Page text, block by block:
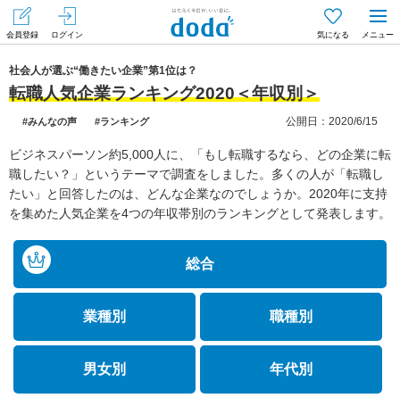
会員登録
ログイン
気になる
社会人が選ぶ“働きたい企業”第1位は？
転職人気企業ランキング2020＜年収別＞
#みんなの声 #ランキング 公開日：2020/6/15
ビジネスパーソン約5,000人に、「もし転職するなら、どの企業に転
職したい？」というテーマで調査をしました。多くの人が「転職し
たい」と回答したのは、どんな企業なのでしょうか。2020年に支持
を集めた人気企業を4つの年収帯別のランキングとして発表します。
総合
業種別 職種別
男女別 年代別